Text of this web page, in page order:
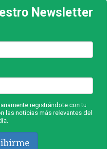
Newsletter
registrándote con tu
las noticias más relevantes del